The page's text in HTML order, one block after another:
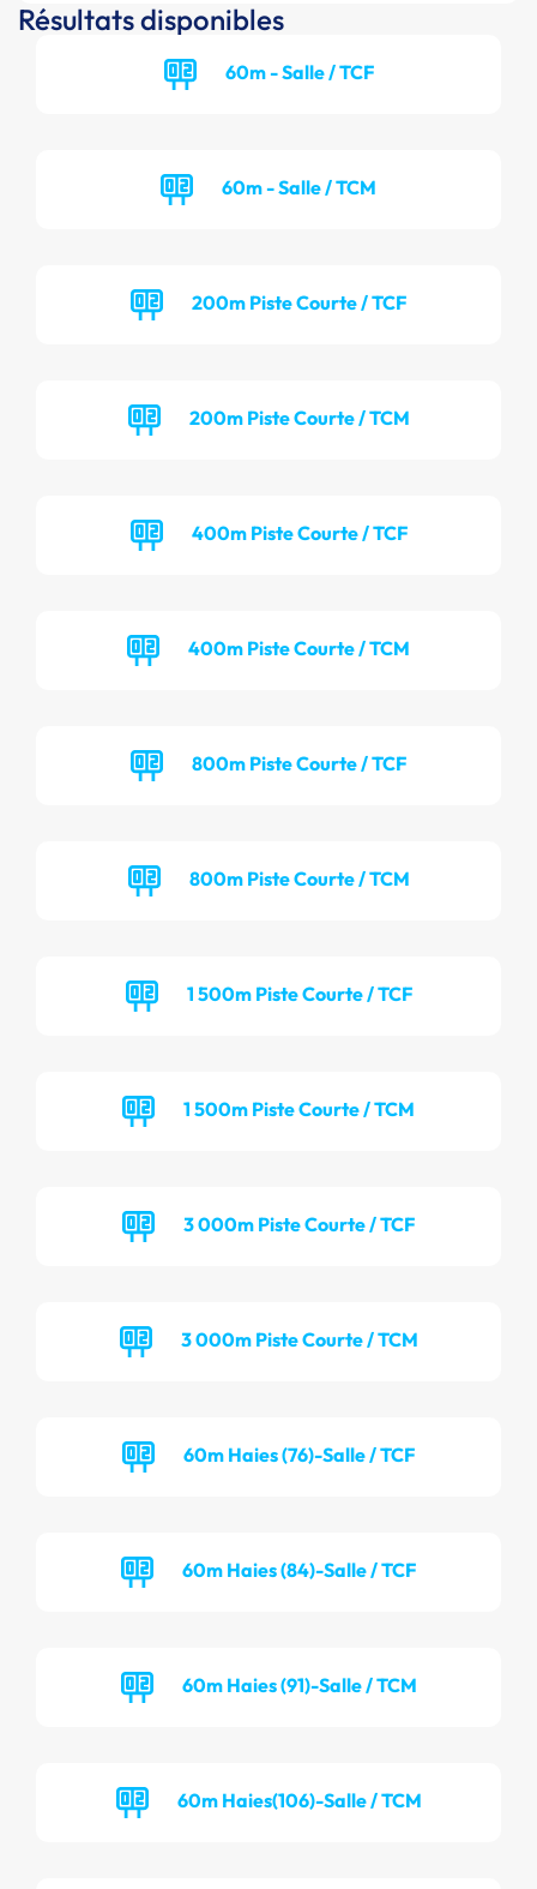
Résultats disponibles
60m - Salle / TCF
60m - Salle / TCM
200m Piste Courte / TCF
200m Piste Courte / TCM
400m Piste Courte / TCF
400m Piste Courte / TCM
800m Piste Courte / TCF
800m Piste Courte / TCM
1 500m Piste Courte / TCF
1 500m Piste Courte / TCM
3 000m Piste Courte / TCF
3 000m Piste Courte / TCM
60m Haies (76)-Salle / TCF
60m Haies (84)-Salle / TCF
60m Haies (91)-Salle / TCM
60m Haies(106)-Salle / TCM